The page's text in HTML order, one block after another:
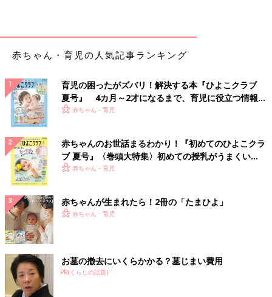
赤ちゃん・育児の人気記事ランキング
育児の困ったがズバリ！解決する本『ひよこクラブ
夏号』 4カ月～2才になるまで、育児に役立つ情報が
いっぱい！
赤ちゃん・育児
赤ちゃんのお世話まるわかり！『初めてのひよこクラ
ブ 夏号』〈巻頭大特集〉初めての授乳がうまくい
く！ おっぱい・ミルクの基本と夏のトラブル 解決テ
赤ちゃん・育児
赤ちゃんが生まれたら！2冊の「たまひよ」
赤ちゃん・育児
お墓の撤去にいくらかかる？墓じまい費用
PR(くらしの話題)